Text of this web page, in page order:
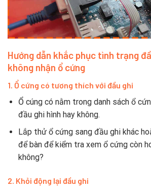
Hướng dẫn khắc phục tình trạng
không nhận ổ cứng
1. Ổ cứng có tương thích với đầu ghi
Ổ cúng có nằm trong danh sách ổ
đầu ghi hình hay không.
Lắp thử ổ cứng sang đầu ghi khác
để bàn để kiểm tra xem ổ cứng còn
không?
2. Khỏi động lại đầu ghi